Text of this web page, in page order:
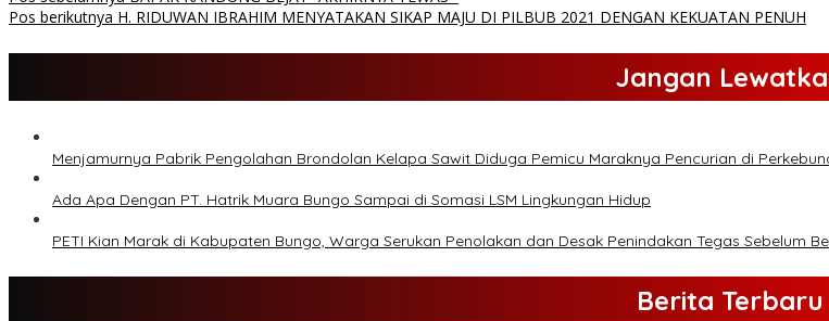
Pos berikutnya H. RIDUWAN IBRAHIM MENYATAKAN SIKAP MAJU DI PILBUB 2021 DENGAN KEKUATAN PENUH
Jangan
Menjamurnya Pabrik Pengolahan Brondolan Kelapa Sawit Diduga Pemicu Maraknya Pencurian di
Ada Apa Dengan PT. Hatrik Muara Bungo Sampai di Somasi LSM Lingkungan Hidup
PETI Kian Marak di Kabupaten Bungo, Warga Serukan Penolakan dan Desak Penindakan Tegas Sebelum
Berita Terbaru